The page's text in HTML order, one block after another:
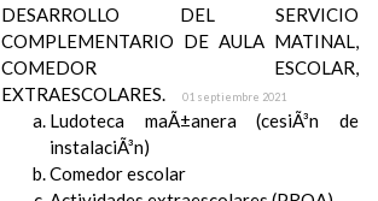
DESARROLLO DEL SERVICIO
COMPLEMENTARIO DE AULA MATINAL,
COMEDOR ESCOLAR,
EXTRAESCOLARES.
01 septiembre 2021
Ludoteca maÃ±anera (cesiÃ³n de
instalaciÃ³n)
Comedor escolar